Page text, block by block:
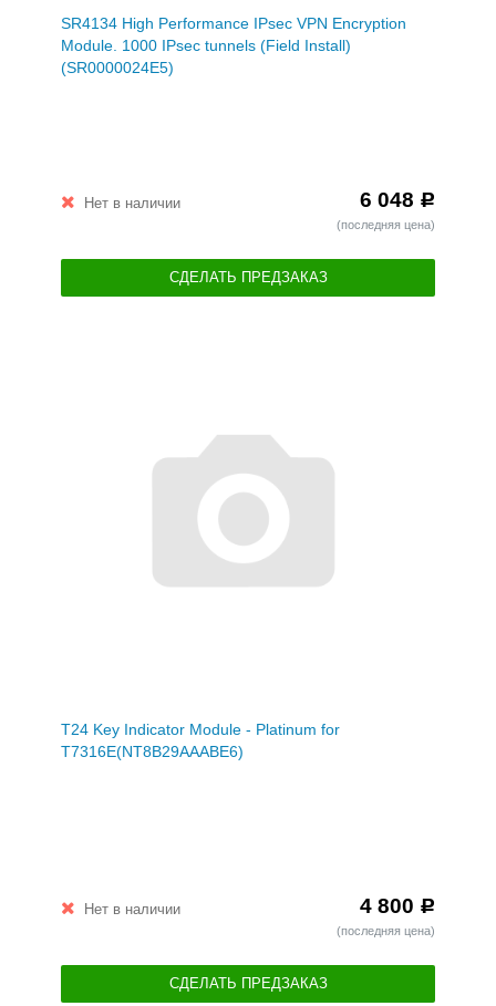
SR4134 High Performance IPsec VPN Encryption
Module. 1000 IPsec tunnels (Field Install)
(SR0000024E5)
Нет в наличии 6 048 Р
(последняя цена)
СДЕЛАТЬ ПРЕДЗАКАЗ
T24 Key Indicator Module - Platinum for
T7316E(NT8B29AAABE6)
Нет в наличии 4 800 Р
(последняя цена)
СДЕЛАТЬ ПРЕДЗАКАЗ